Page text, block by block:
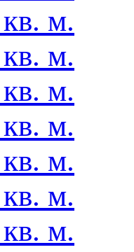
м.
м.
м.
м.
м.
м.
м.